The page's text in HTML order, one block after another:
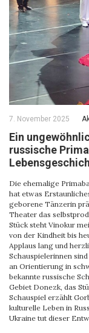
7. November 2025
Ein
russische
Die ehemalige
hat etwas
geborene Tänzerin
Theater das
Stück steht Vinokur
von der Kindheit bis
Applaus lang und
Schauspielerinnen
an Orientierung in
bekannte russische
Gebiet Donezk, das
Schauspiel erzählt
kulturelle Leben in
Ukraine tut dieser